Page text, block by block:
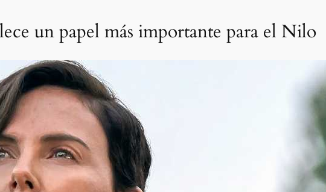
un papel más importante para el Nilo